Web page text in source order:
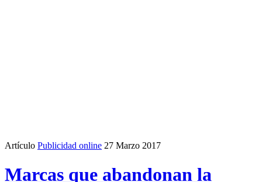
Artículo Publicidad online 27 Marzo 2017
Marcas que abandonan la